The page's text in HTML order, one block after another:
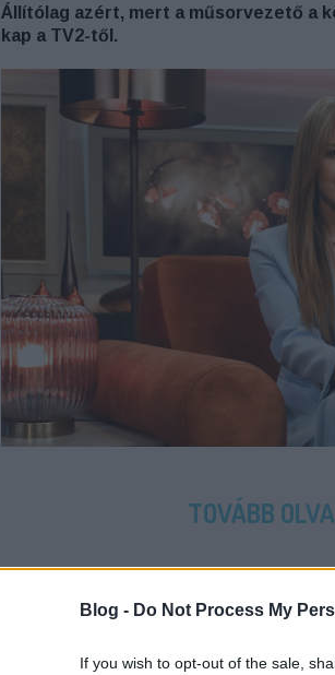
Blog - Do Not Process My
If you wish to opt-out of the sale,
Állítólag azért, mert a műsorvezető a
kap a TV2-től.
TOVÁBB